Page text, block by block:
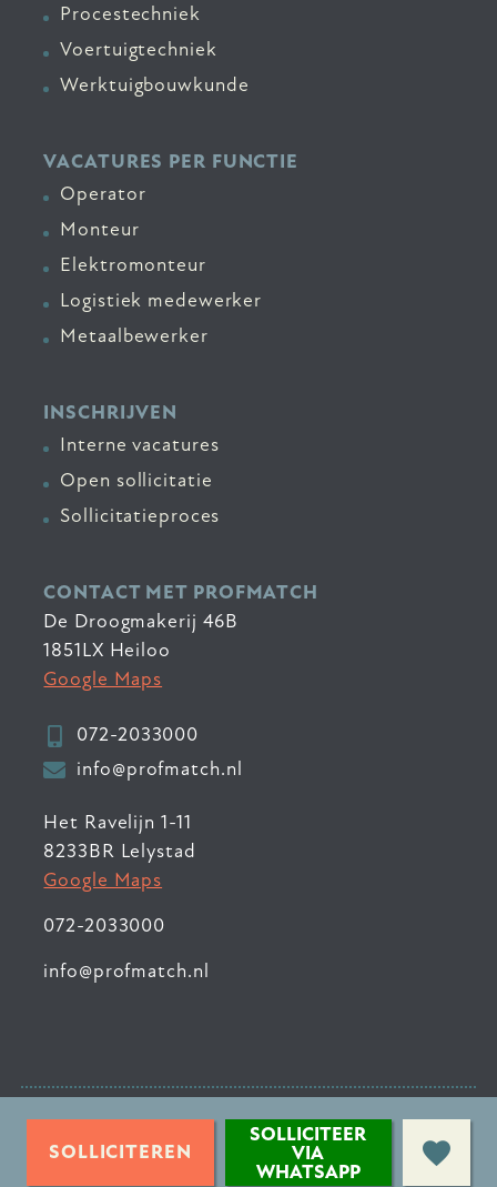
SOLLICITEREN
SOLLICITEER
VIA
WHATSAPP
Procestechniek
Voertuigtechniek
Werktuigbouwkunde
VACATURES PER FUNCTIE
Operator
Monteur
Elektromonteur
Logistiek medewerker
Metaalbewerker
INSCHRIJVEN
Interne vacatures
Open sollicitatie
Sollicitatieproces
CONTACT MET PROFMATCH
De Droogmakerij 46B
1851LX Heiloo
Google Maps
072-2033000
info@profmatch.nl
Het Ravelijn 1-11
8233BR Lelystad
Google Maps
072-2033000
info@profmatch.nl
© 2026 ProfMatch •
Privacyverklaring
Login